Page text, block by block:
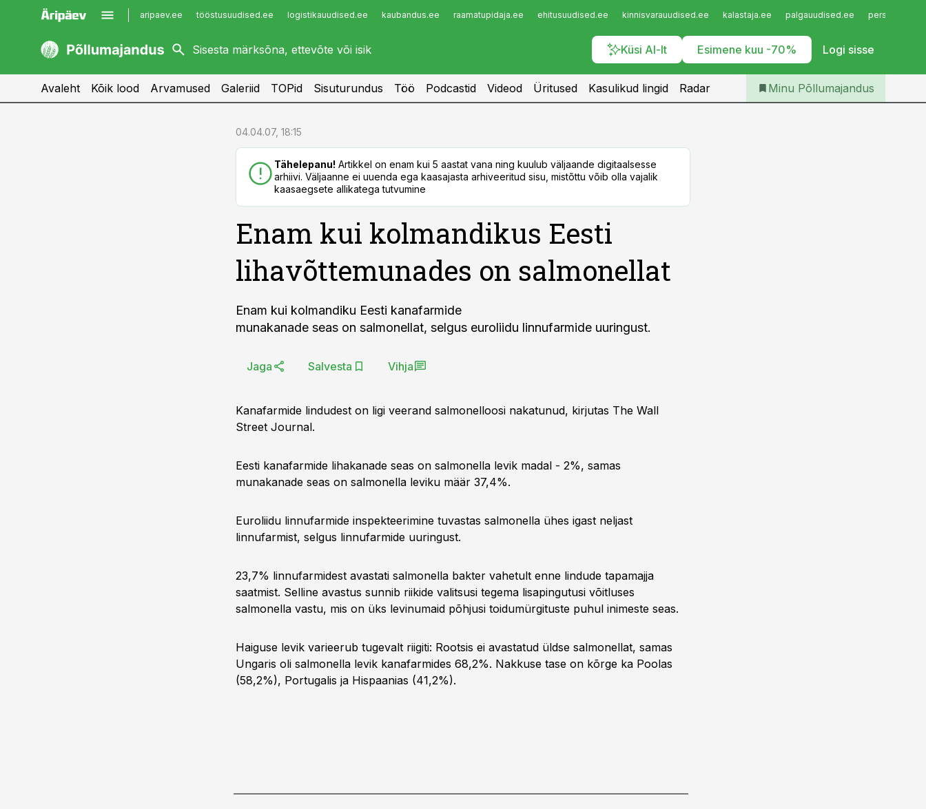
aripaev.ee tööstusuudised.ee logistikauudised.ee kaubandus.ee raamatupidaja.ee ehitusuudised.ee kinnisvarauudised.ee kalastaja.ee palgauudised.ee
Küsi AI-lt Esimene kuu -70% Logi sisse
kaubandus.ee
kinnisvarauudised.ee
imelineajalugu.ee
Infopank
Iseteenindus
Telli Põllumajandus
Avaleht Kõik lood Arvamused Galeriid TOPid Sisuturundus Töö Podcastid Videod Üritused Kasulikud lingid Radar Minu Põllumajandus
04.04.07, 18:15
Tähelepanu! Artikkel on enam kui 5 aastat vana ning kuulub väljaande digitaalsesse
arhiivi. Väljaanne ei uuenda ega kaasajasta arhiveeritud sisu, mistõttu võib olla vajalik
kaasaegsete allikatega tutvumine
Enam kui kolmandikus Eesti
lihavõttemunades on salmonellat
Enam kui kolmandiku Eesti kanafarmide
munakanade seas on salmonellat, selgus euroliidu linnufarmide uuringust.
Jaga Salvesta Vihja
Kanafarmide lindudest on ligi veerand salmonelloosi nakatunud, kirjutas The Wall
Street Journal.
Eesti kanafarmide lihakanade seas on salmonella levik madal - 2%, samas
munakanade seas on salmonella leviku määr 37,4%.
Euroliidu linnufarmide inspekteerimine tuvastas salmonella ühes igast neljast
linnufarmist, selgus linnufarmide uuringust.
23,7% linnufarmidest avastati salmonella bakter vahetult enne lindude tapamajja
saatmist. Selline avastus sunnib riikide valitsusi tegema lisapingutusi võitluses
salmonella vastu, mis on üks levinumaid põhjusi toidumürgituste puhul inimeste seas.
Haiguse levik varieerub tugevalt riigiti: Rootsis ei avastatud üldse salmonellat, samas
Ungaris oli salmonella levik kanafarmides 68,2%. Nakkuse tase on kõrge ka Poolas
(58,2%), Portugalis ja Hispaanias (41,2%).